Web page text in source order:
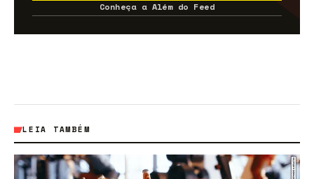
Conheça a Além do Feed
LEIA TAMBÉM